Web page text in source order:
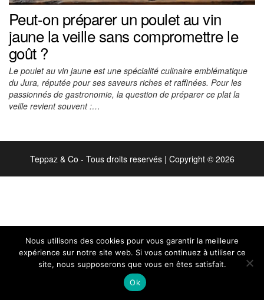
Peut-on préparer un poulet au vin
jaune la veille sans compromettre le
goût ?
Le poulet au vin jaune est une spécialité culinaire emblématique
du Jura, réputée pour ses saveurs riches et raffinées. Pour les
passionnés de gastronomie, la question de préparer ce plat la
veille revient souvent :…
Teppaz & Co - Tous droits reservés | Copyright © 2026
Nous utilisons des cookies pour vous garantir la meilleure
expérience sur notre site web. Si vous continuez à utiliser ce
site, nous supposerons que vous en êtes satisfait.
Ok